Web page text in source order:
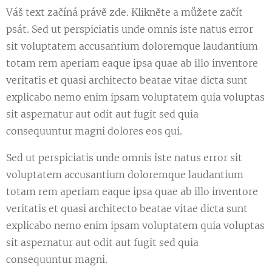
Váš text začíná právě zde. Klikněte a můžete začít
psát. Sed ut perspiciatis unde omnis iste natus error
sit voluptatem accusantium doloremque laudantium
totam rem aperiam eaque ipsa quae ab illo inventore
veritatis et quasi architecto beatae vitae dicta sunt
explicabo nemo enim ipsam voluptatem quia voluptas
sit aspernatur aut odit aut fugit sed quia
consequuntur magni dolores eos qui.
Sed ut perspiciatis unde omnis iste natus error sit
voluptatem accusantium doloremque laudantium
totam rem aperiam eaque ipsa quae ab illo inventore
veritatis et quasi architecto beatae vitae dicta sunt
explicabo nemo enim ipsam voluptatem quia voluptas
sit aspernatur aut odit aut fugit sed quia
consequuntur magni.